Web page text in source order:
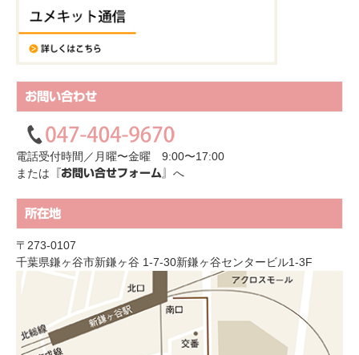
お問い合わせ
電話受付時間／月曜〜金曜 9:00〜17:00
または 『お問い合せフォーム』 へ
所在地
〒273-0107
千葉県鎌ヶ谷市新鎌ヶ谷 1-7-30新鎌ヶ谷センタービル1-3F